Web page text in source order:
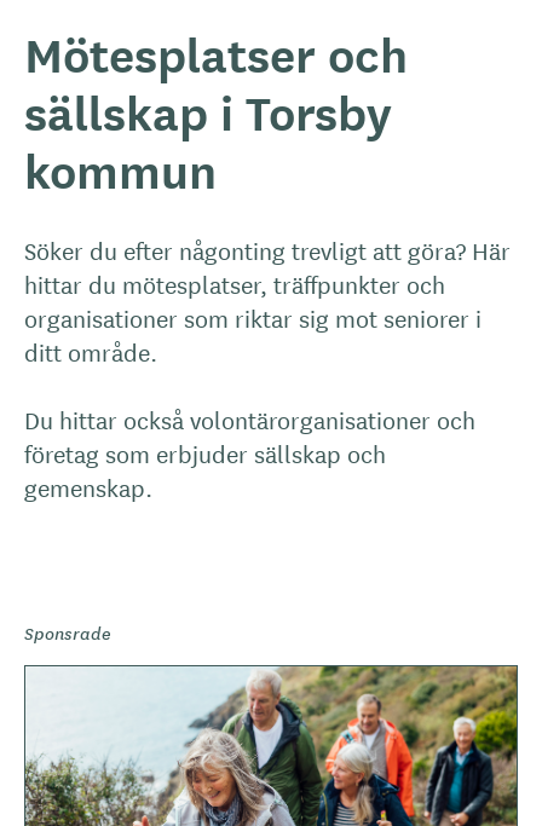
Mötesplatser och
sällskap i Torsby
kommun
Söker du efter någonting trevligt att göra? Här
hittar du mötesplatser, träffpunkter och
organisationer som riktar sig mot seniorer i
ditt område.
Du hittar också volontärorganisationer och
företag som erbjuder sällskap och
gemenskap.
Sponsrade
d
e
r